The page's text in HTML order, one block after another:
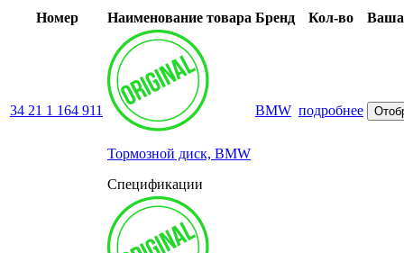
Номер Наименование товара Бренд Кол-во Ваша
34 21 1 164 911
Тормозной диск, BMW
Спецификации
BMW подробнее